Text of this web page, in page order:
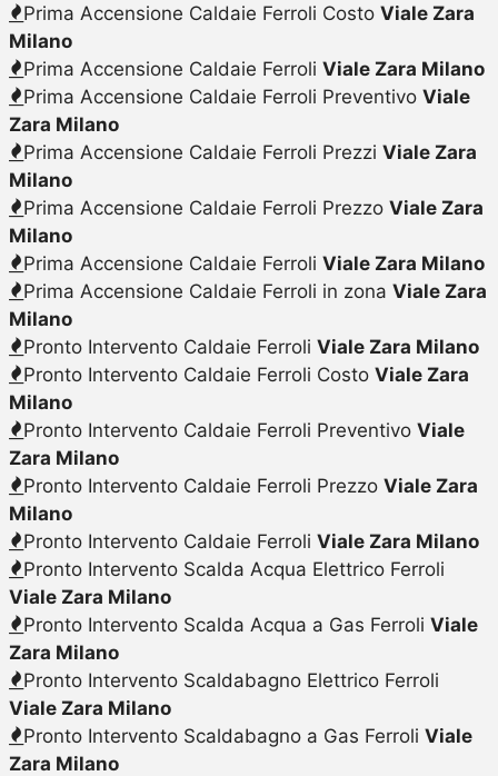
Prima Accensione Caldaie Ferroli Costo Viale Zara
Milano
Prima Accensione Caldaie Ferroli Viale Zara Milano
Prima Accensione Caldaie Ferroli Preventivo Viale
Zara Milano
Prima Accensione Caldaie Ferroli Prezzi Viale Zara
Milano
Prima Accensione Caldaie Ferroli Prezzo Viale Zara
Milano
Prima Accensione Caldaie Ferroli Viale Zara Milano
Prima Accensione Caldaie Ferroli in zona Viale Zara
Milano
Pronto Intervento Caldaie Ferroli Viale Zara Milano
Pronto Intervento Caldaie Ferroli Costo Viale Zara
Milano
Pronto Intervento Caldaie Ferroli Preventivo Viale
Zara Milano
Pronto Intervento Caldaie Ferroli Prezzo Viale Zara
Milano
Pronto Intervento Caldaie Ferroli Viale Zara Milano
Pronto Intervento Scalda Acqua Elettrico Ferroli
Viale Zara Milano
Pronto Intervento Scalda Acqua a Gas Ferroli Viale
Zara Milano
Pronto Intervento Scaldabagno Elettrico Ferroli
Viale Zara Milano
Pronto Intervento Scaldabagno a Gas Ferroli Viale
Zara Milano